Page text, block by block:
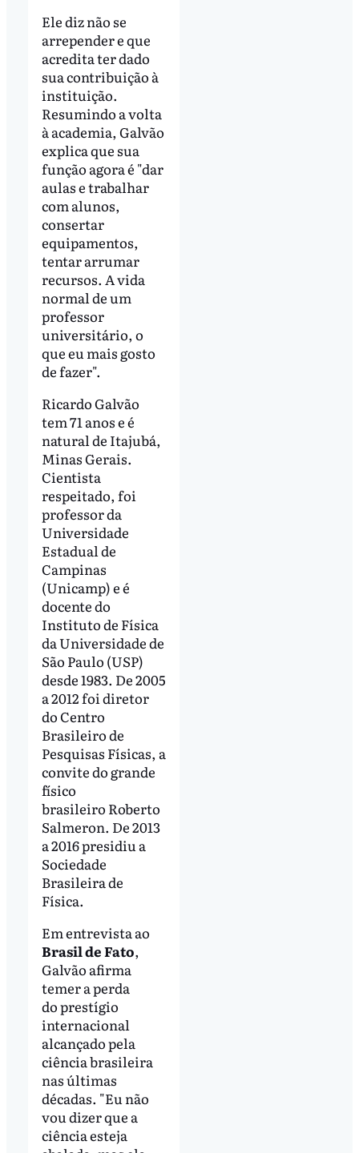
Ele diz não se
arrepender e que
acredita ter dado
sua contribuição à
instituição.
Resumindo a volta
à academia, Galvão
explica que sua
função agora é "dar
aulas e trabalhar
com alunos,
consertar
equipamentos,
tentar arrumar
recursos. A vida
normal de um
professor
universitário, o
que eu mais gosto
de fazer".
Ricardo Galvão
tem 71 anos e é
natural de Itajubá,
Minas Gerais.
Cientista
respeitado, foi
professor da
Universidade
Estadual de
Campinas
(Unicamp) e é
docente do
Instituto de Física
da Universidade de
São Paulo (USP)
desde 1983. De 2005
a 2012 foi diretor
do Centro
Brasileiro de
Pesquisas Físicas, a
convite do grande
físico
brasileiro Roberto
Salmeron. De 2013
a 2016 presidiu a
Sociedade
Brasileira de
Física.
Em entrevista ao
Brasil de Fato,
Galvão afirma
temer a perda
do prestígio
internacional
alcançado pela
ciência brasileira
nas últimas
décadas. "Eu não
vou dizer que a
ciência esteja